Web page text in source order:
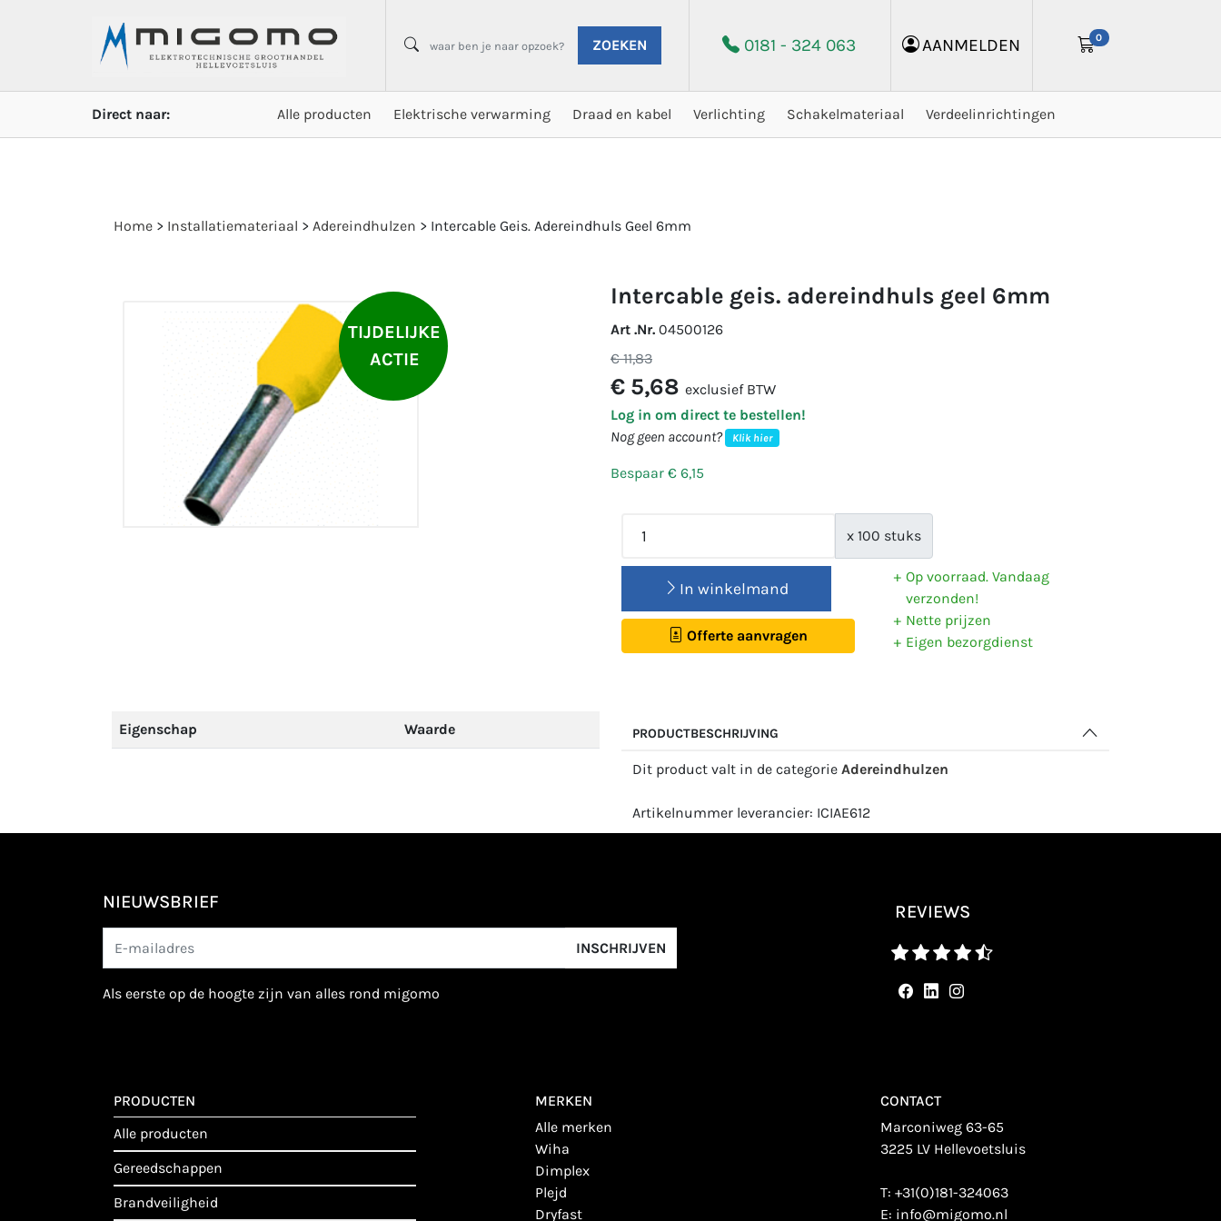
ZOEKEN 0181 - 324 063 AANMELDEN 0
Direct naar: Alle producten Elektrische verwarming Draad en kabel Verlichting Schakelmateriaal Verdeelinrichtingen
Home > Installatiemateriaal > Adereindhulzen > Intercable Geis. Adereindhuls Geel 6mm
TIJDELIJKE
ACTIE
intercable geis. adereindhuls geel 6mm
Art .Nr. 04500126
€ 11,83
€ 5,68 exclusief BTW
Log in om direct te bestellen!
Nog geen account?
Klik hier
Bespaar € 6,15
x 100 stuks
In winkelmand
Offerte aanvragen
Op voorraad. Vandaag
verzonden!
Nette prijzen
Eigen bezorgdienst
Eigenschap Waarde PRODUCTBESCHRIJVING
Dit product valt in de categorie Adereindhulzen
Artikelnummer leverancier: ICIAE612
NIEUWSBRIEF
INSCHRIJVEN
als eerste op de hoogte zijn van alles rond migomo
REVIEWS
PRODUCTEN
alle producten
gereedschappen
brandveiligheid
MERKEN
alle merken
wiha
dimplex
plejd
dryfast
CONTACT
Marconiweg 63-65
3225 LV Hellevoetsluis
T:+31(0)181-324063
E: info@migomo.nl